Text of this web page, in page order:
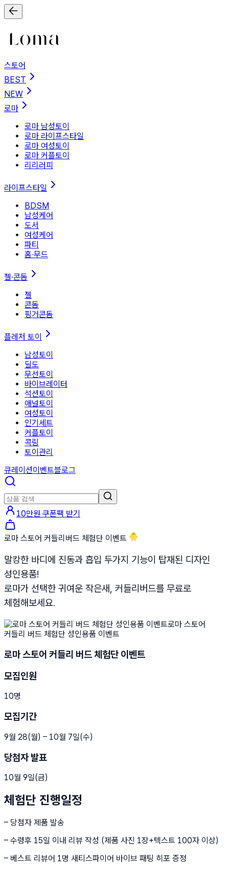
스토어
BEST
NEW
로마
로마 남성토이
로마 라이프스타일
로마 여성토이
로마 커플토이
리리러피
라이프스타일
BDSM
남성케어
도서
여성케어
파티
홈∙무드
젤·콘돔
젤
콘돔
핑거콘돔
플레저 토이
남성토이
딜도
무선토이
바이브레이터
석션토이
애널토이
여성토이
인기세트
커플토이
콕링
토이관리
큐레이션이벤트블로그
10만원 쿠폰팩 받기
로마 스토어 커들리버드 체험단 이벤트 🐥
말캉한 바디에 진동과 흡입 두가지 기능이 탑재된 디자인
성인용품!
로마가 선택한 귀여운 작은새, 커들리버드를 무료로
체험해보세요.
로마 스토어 커들리 버드 체험단 이벤트
모집인원
10명
모집기간
9월 28(월) – 10월 7일(수)
당첨자 발표
10월 9일(금)
체험단 진행일정
– 당첨자 제품 발송
– 수령후 15일 이내 리뷰 작성 (제품 사진 1장+텍스트 100자 이상)
– 베스트 리뷰어 1명 새티스파이어 바이브 패팅 히포 증정